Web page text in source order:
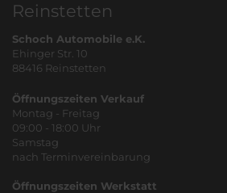
Reinstetten
Schoch Automobile e.K.
Ehinger Str. 10
88416 Reinstetten
Öffnungszeiten Verkauf
Montag - Freitag
09:00 - 18:00 Uhr
Samstag
nach Terminvereinbarung
Öffnungszeiten Werkstatt